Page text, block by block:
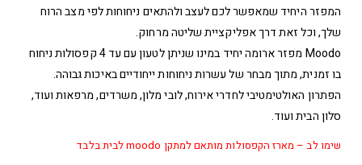
המפזר היחיד שמאפשר לכם לעצב ולהתאים ניחוחות לפי מצב הרוח
שלך, וכל זאת דרך אפליקציית שליטה מרחוק.
Moodo מפזר ארומה יחיד במינו שניתן לטעון עם עד 4 קפסולות ניחוח
בו זמנית, מתוך מבחר של עשרות ניחוחות ייחודיים באיכות גבוהה.
הפתרון האולטימטיבי לחדרי אירוח, לובי מלון, משרדים, מרפאות ועוד,
סלון הבית ועוד.
שימו לב – מארז הקפסולות מותאם למתקן moodo לבית בלבד